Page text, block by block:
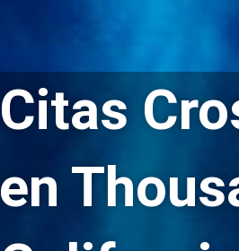
Citas
en